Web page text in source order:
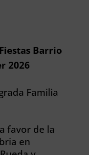
Barrio
2026
Familia
favor de la
en